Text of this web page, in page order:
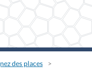
des places